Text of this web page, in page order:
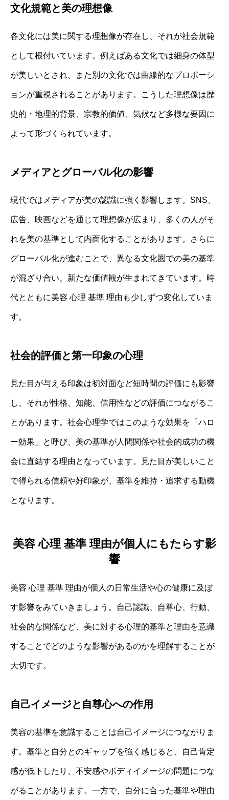
文化規範と美の理想像
各文化には美に関する理想像が存在し、それが社会規範
として根付いています。例えばある文化では細身の体型
が美しいとされ、また別の文化では曲線的なプロポーシ
ョンが重視されることがあります。こうした理想像は歴
史的・地理的背景、宗教的価値、気候など多様な要因に
よって形づくられています。
メディアとグローバル化の影響
現代ではメディアが美の認識に強く影響します。SNS、
広告、映画などを通じて理想像が広まり、多くの人がそ
れを美の基準として内面化することがあります。さらに
グローバル化が進むことで、異なる文化圏での美の基準
が混ざり合い、新たな価値観が生まれてきています。時
代とともに美容 心理 基準 理由も少しずつ変化していま
す。
社会的評価と第一印象の心理
見た目が与える印象は初対面など短時間の評価にも影響
し、それが性格、知能、信用性などの評価につながるこ
とがあります。社会心理学ではこのような効果を「ハロ
ー効果」と呼び、美の基準が人間関係や社会的成功の機
会に直結する理由となっています。見た目が美しいこと
で得られる信頼や好印象が、基準を維持・追求する動機
となります。
美容 心理 基準 理由が個人にもたらす影
響
美容 心理 基準 理由が個人の日常生活や心の健康に及ぼ
す影響をみていきましょう。自己認識、自尊心、行動、
社会的な関係など、美に対する心理的基準と理由を意識
することでどのような影響があるのかを理解することが
大切です。
自己イメージと自尊心への作用
美容の基準を意識することは自己イメージにつながりま
す。基準と自分とのギャップを強く感じると、自己肯定
感が低下したり、不安感やボディイメージの問題につな
がることがあります。一方で、自分に合った基準や理由